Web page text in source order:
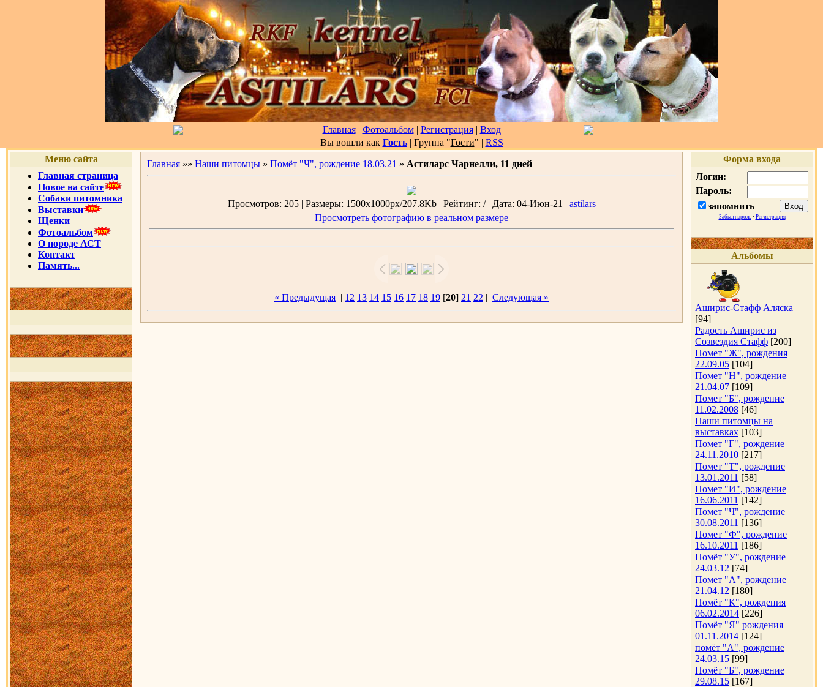
Главная| Фотоальбом| Регистрация| Вход
Вы вошли как Гость| Группа "Гости" | RSS
Меню сайта
Главная страница
Новое на сайте
Собаки питомника
Выставки
Щенки
Фотоальбом
О породе АСТ
Контакт
Память...
Главная »» Наши питомцы » Помёт "Ч", рождение 18.03.21 » Астиларс Чарнелли, 11 дней
Просмотров: 205 | Размеры: 1500x1000px/207.8Kb | Рейтинг: / | Дата: 04-Июн-21 | astilars
Просмотреть фотографию в реальном размере
« Предыдущая | 12 13 14 15 16 17 18 19 [20] 21 22 | Следующая »
Форма входа
Логин:
Пароль:
запомнить
Забыл пароль· Регистрация
Альбомы
Аширис-Стафф Аляска
[94]
Радость Аширис из
Созвездия Стафф [200]
Помет "Ж", рождения
22.09.05 [104]
Помет "Н", рождение
21.04.07 [109]
Помет "Б", рождение
11.02.2008 [46]
Наши питомцы на
выставках [103]
Помет "Г", рождение
24.11.2010 [217]
Помет "Т", рождение
13.01.2011 [58]
Помет "И", рождение
16.06.2011 [142]
Помет "Ч", рождение
30.08.2011 [136]
Помет "Ф", рождение
16.10.2011 [186]
Помёт "У", рождение
24.03.12 [74]
Помет "А", рождение
21.04.12 [180]
Помёт "К", рождения
06.02.2014 [226]
Помёт "Я" рождения
01.11.2014 [124]
помёт "А", рождение
24.03.15 [99]
Помёт "Б", рождение
29.08.15 [167]